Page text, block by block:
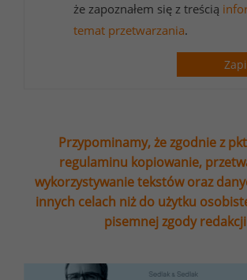
że zapoznałem się z treścią
temat przetwarzania.
Przypominamy, że zgodnie z
regulaminu kopiowanie,
wykorzystywanie tekstów oraz
innych celach niż do użytku
pisemnej zgody